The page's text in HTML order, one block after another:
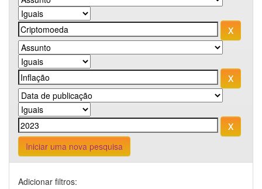
Iniciar uma nova pesquisa
Adicionar filtros: